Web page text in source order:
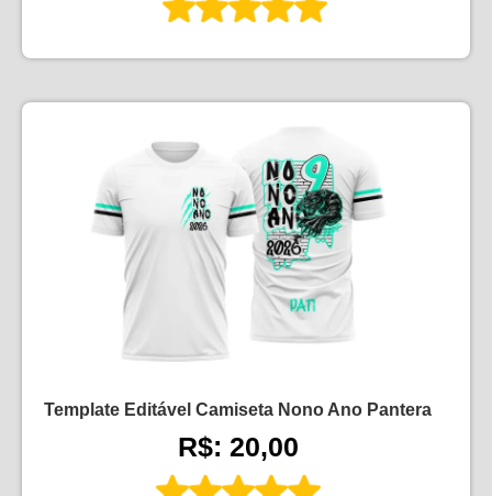
Template Editável Camiseta Nono Ano Pantera
R$: 20,00